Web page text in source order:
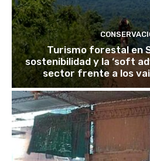
Turismo forestal en
sostenibilidad y la ‘soft
sector frente a los